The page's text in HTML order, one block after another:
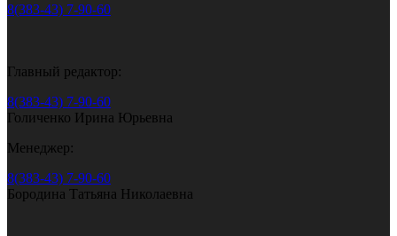
8(383-43) 7-90-60
Главный редактор:
8(383-43) 7-90-60
Голиченко Ирина Юрьевна
Менеджер:
8(383-43) 7-90-60
Бородина Татьяна Николаевна